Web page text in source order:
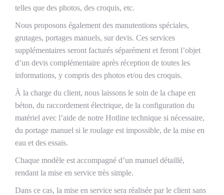
telles que des photos, des croquis, etc.
Nous proposons également des manutentions spéciales,
grutages, portages manuels, sur devis. Ces services
supplémentaires seront facturés séparément et feront l’objet
d’un devis complémentaire après réception de toutes les
informations, y compris des photos et/ou des croquis.
À la charge du client, nous laissons le soin de la chape en
béton, du raccordement électrique, de la configuration du
matériel avec l’aide de notre Hotline technique si nécessaire,
du portage manuel si le roulage est impossible, de la mise en
eau et des essais.
Chaque modèle est accompagné d’un manuel détaillé,
rendant la mise en service très simple.
Dans ce cas, la mise en service sera réalisée par le client sans